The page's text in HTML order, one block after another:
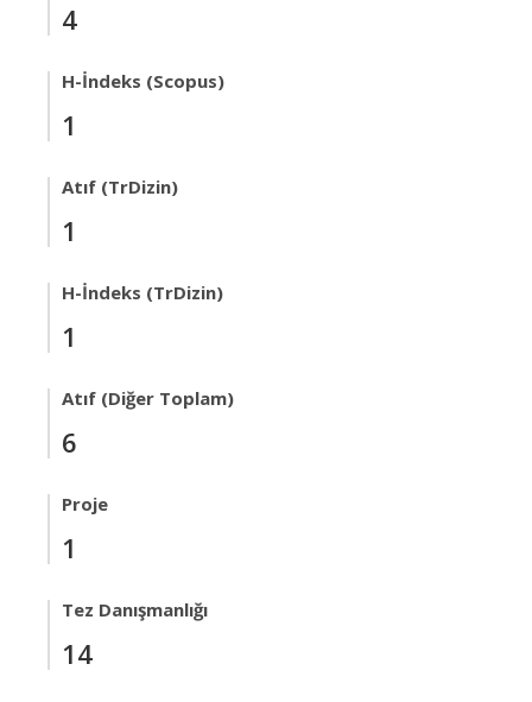
4
H-İndeks (Scopus)
1
Atıf (TrDizin)
1
H-İndeks (TrDizin)
1
Atıf (Diğer Toplam)
6
Proje
1
Tez Danışmanlığı
14